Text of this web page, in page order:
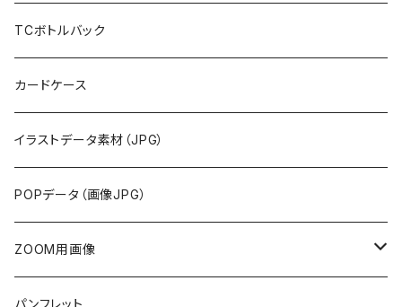
紙
TCボトルバック
カードケース
イラストデータ素材（JPG）
POPデータ（画像JPG）
ZOOM用画像
画像データ
パンフレット